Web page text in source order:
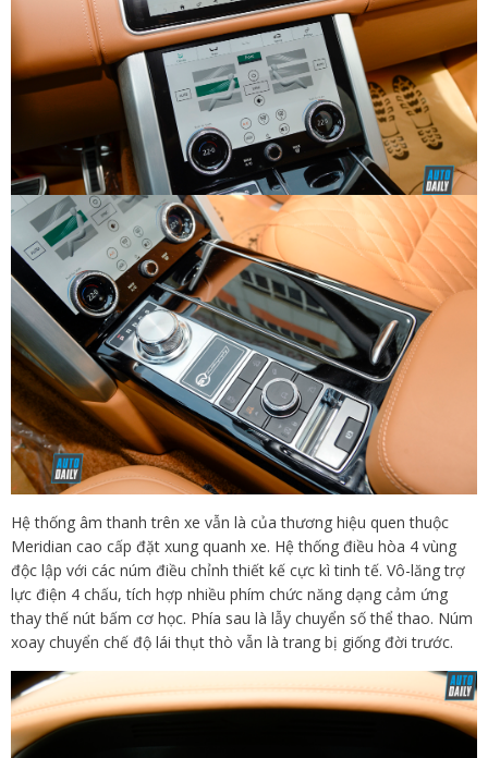
Hệ thống âm thanh trên xe vẫn là của thương hiệu quen thuộc
Meridian cao cấp đặt xung quanh xe. Hệ thống điều hòa 4 vùng
độc lập với các núm điều chỉnh thiết kế cực kì tinh tế. Vô-lăng trợ
lực điện 4 chấu, tích hợp nhiều phím chức năng dạng cảm ứng
thay thế nút bấm cơ học. Phía sau là lẫy chuyển số thể thao. Núm
xoay chuyển chế độ lái thụt thò vẫn là trang bị giống đời trước.